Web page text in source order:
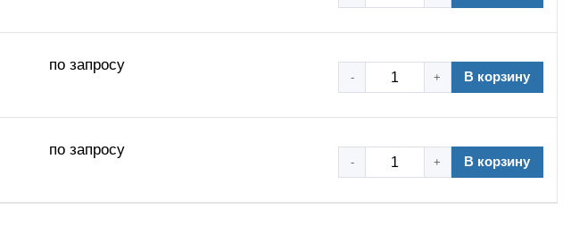
по запросу
- + В корзину
по запросу
- + В корзину